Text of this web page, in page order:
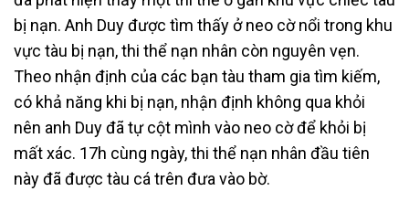
bị nạn. Anh Duy được tìm thấy ở neo cờ nổi trong khu
vực tàu bị nạn, thi thể nạn nhân còn nguyên vẹn.
Theo nhận định của các bạn tàu tham gia tìm kiếm,
có khả năng khi bị nạn, nhận định không qua khỏi
nên anh Duy đã tự cột mình vào neo cờ để khỏi bị
mất xác. 17h cùng ngày, thi thể nạn nhân đầu tiên
này đã được tàu cá trên đưa vào bờ.